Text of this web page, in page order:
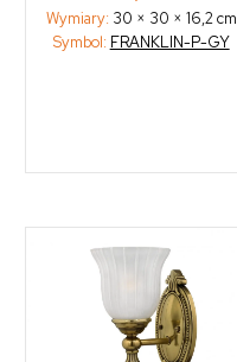
Wymiary: 30 × 30 × 16,2 cm
Symbol: FRANKLIN-P-GY